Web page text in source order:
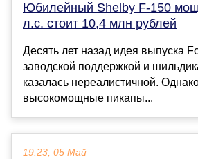
Юбилейный Shelby F‑150
л.с. стоит 10,4 млн рублей
Десять лет назад идея выпуска
заводской поддержкой и
казалась нереалистичной.
высокомощные пикапы...
19:23, 05 Май